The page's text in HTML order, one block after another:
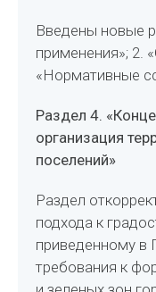
Введены новые
применения»; 2.
«Нормативные
Раздел 4.
организация
поселений»
Раздел
подхода к
приведенному
требования к